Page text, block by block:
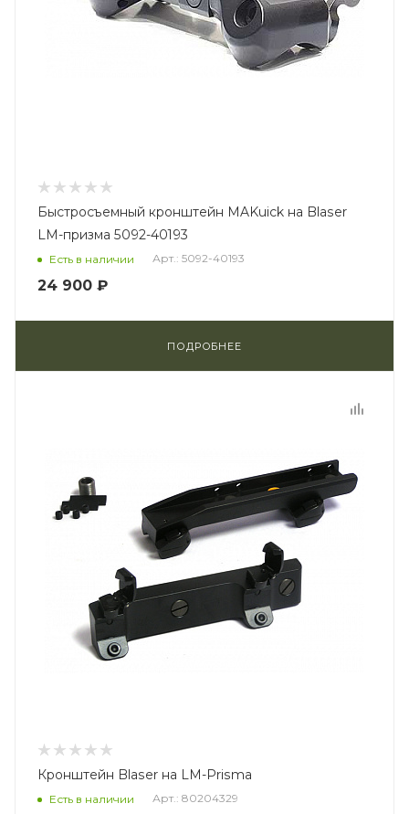
Быстросъемный кронштейн MAKuick на Blaser
LM-призма 5092-40193
Есть в наличии Арт.: 5092-40193
24 900 ₽
ПОДРОБНЕЕ
Кронштейн Blaser на LM-Prisma
Есть в наличии Арт.: 80204329